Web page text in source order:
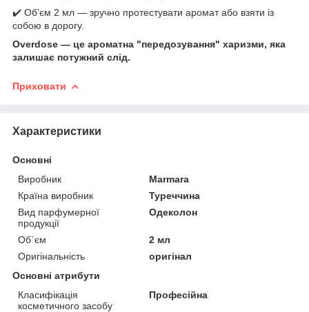
✔️ Об’єм 2 мл — зручно протестувати аромат або взяти із
собою в дорогу.
Overdose — це ароматна "передозування" харизми, яка
залишає потужний слід.
Приховати
Характеристики
Основні
Виробник
Marmara
Країна виробник
Туреччина
Вид парфумерної
продукції
Одеколон
Об`єм
2 мл
Оригінальність
оригінал
Основні атрибути
Класифікація
косметичного засобу
Професійна